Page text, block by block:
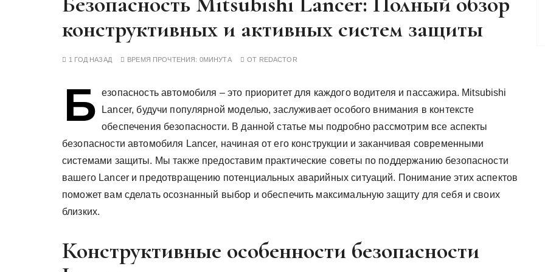
конструктивных и активных систем защиты
1 ГОД НАЗАД ВРЕМЯ ПРОЧТЕНИЯ: 0МИНУТА ОТ REDACTOR
Б езопасность автомобиля – это приоритет для каждого водителя и пассажира. Mitsubishi
Lancer, будучи популярной моделью, заслуживает особого внимания в контексте
обеспечения безопасности. В данной статье мы подробно рассмотрим все аспекты
безопасности автомобиля Lancer, начиная от его конструкции и заканчивая современными
системами защиты. Мы также предоставим практические советы по поддержанию безопасности
вашего Lancer и предотвращению потенциальных аварийных ситуаций. Понимание этих аспектов
поможет вам сделать осознанный выбор и обеспечить максимальную защиту для себя и своих
близких.
Конструктивные особенности безопасности